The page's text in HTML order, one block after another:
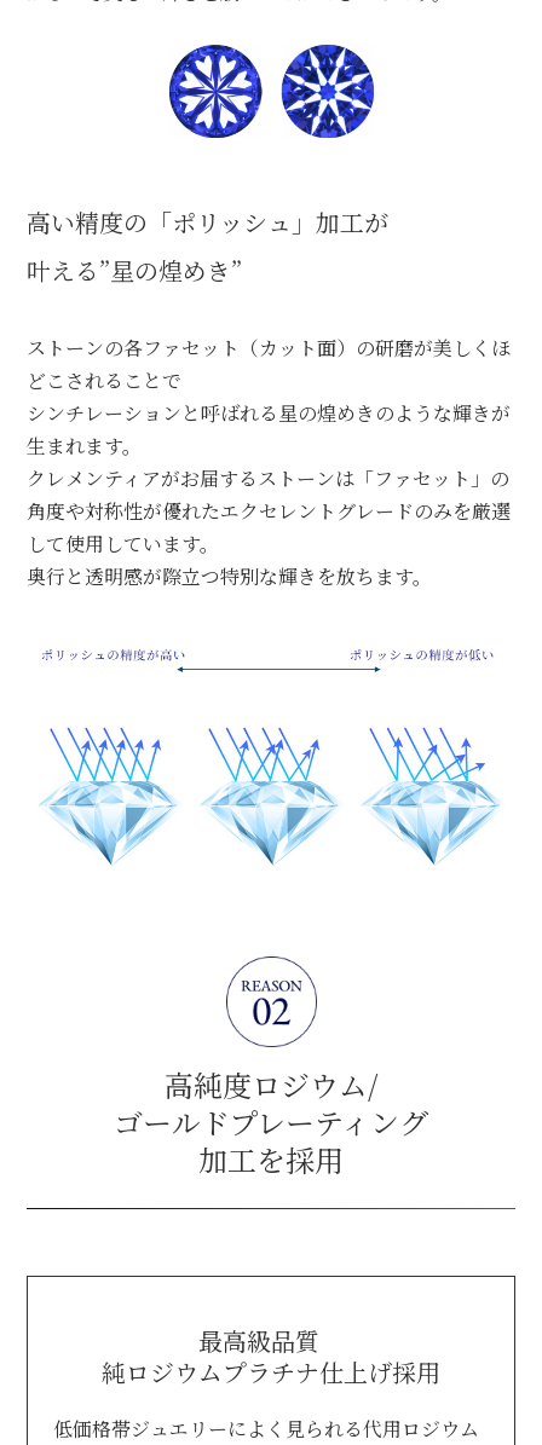
高い精度の「ポリッシュ」加工が
叶える”星の煌めき”
ストーンの各ファセット（カット面）の研磨が美しくほ
どこされることで
シンチレーションと呼ばれる星の煌めきのような輝きが
生まれます。
クレメンティアがお届するストーンは「ファセット」の
角度や対称性が優れたエクセレントグレードのみを厳選
して使用しています。
奥行と透明感が際立つ特別な輝きを放ちます。
高純度ロジウム/
ゴールドプレーティング
加工を採用
最高級品質
純ロジウムプラチナ仕上げ採用
低価格帯ジュエリーによく見られる代用ロジウム